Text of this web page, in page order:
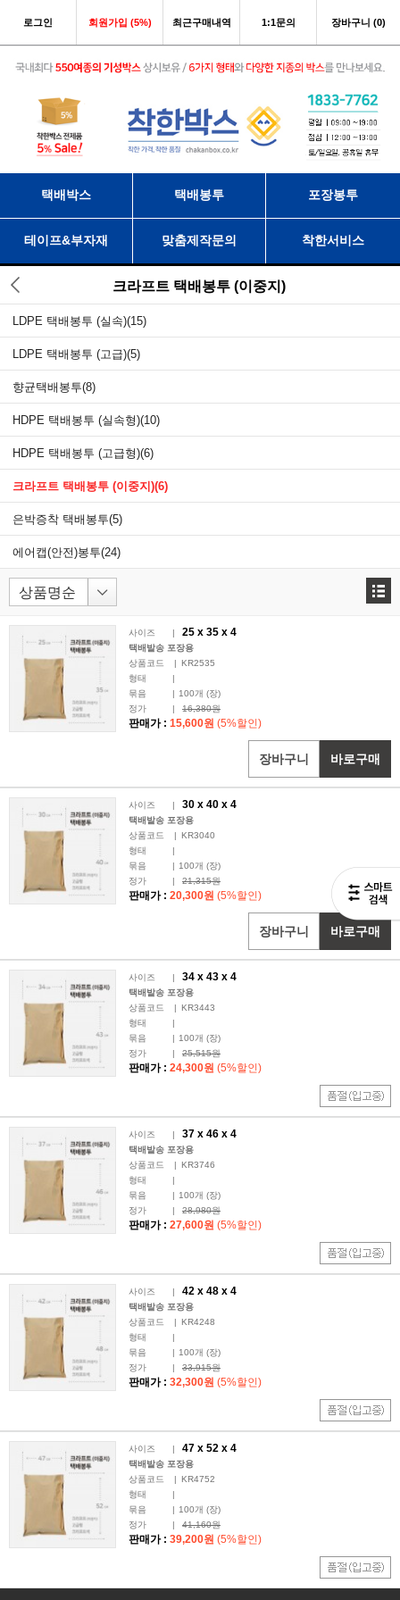
로그인 회원가입 (5%) 최근구매내역 1:1문의 장바구니 (0)
택배박스 택배봉투 포장봉투
테이프&부자재 맞춤제작문의 착한서비스
크라프트 택배봉투 (이중지)
LDPE 택배봉투 (실속)(15)
LDPE 택배봉투 (고급)(5)
향균택배봉투(8)
HDPE 택배봉투 (실속형)(10)
HDPE 택배봉투 (고급형)(6)
크라프트 택배봉투 (이중지)(6)
은박증착 택배봉투(5)
에어캡(안전)봉투(24)
사이즈 25 x 35 x 4
택배발송 포장용
상품코드
KR2535
형태
묶음
100개 (장)
정가
16,380원
판매가 : 15,600원 (5%할인)
바로구매
장바구니
사이즈 30 x 40 x 4
택배발송 포장용
상품코드
KR3040
형태
묶음
100개 (장)
정가
21,315원
판매가 : 20,300원 (5%할인)
바로구매
장바구니
사이즈 34 x 43 x 4
택배발송 포장용
상품코드
KR3443
형태
묶음
100개 (장)
정가
25,515원
판매가 : 24,300원 (5%할인)
사이즈 37 x 46 x 4
택배발송 포장용
상품코드
KR3746
형태
묶음
100개 (장)
정가
28,980원
판매가 : 27,600원 (5%할인)
사이즈 42 x 48 x 4
택배발송 포장용
상품코드
KR4248
형태
묶음
100개 (장)
정가
33,915원
판매가 : 32,300원 (5%할인)
사이즈 47 x 52 x 4
택배발송 포장용
상품코드
KR4752
형태
묶음
100개 (장)
정가
41,160원
판매가 : 39,200원 (5%할인)